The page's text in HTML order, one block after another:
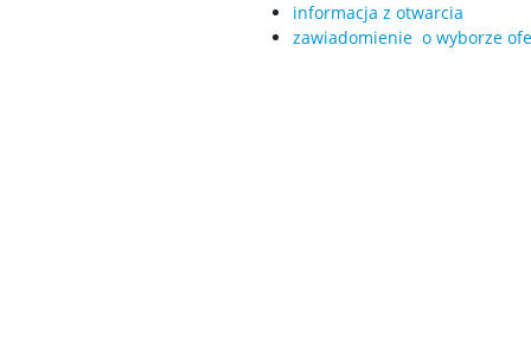
informacja z otwarcia
zawiadomienie o wyborze